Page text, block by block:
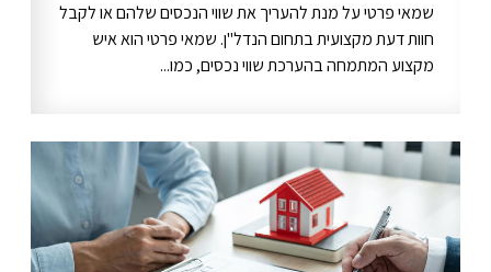
שמאי פרטי על מנת להעריך את שווי הנכסים שלהם או לקבל
חוות דעת מקצועית בתחום הנדל"ן. שמאי פרטי הוא איש
מקצוע המתמחה בהערכת שווי נכסים, כמו...